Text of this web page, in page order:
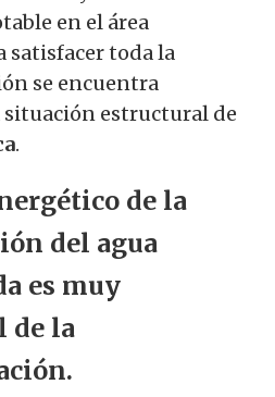
en el área
toda la
se encuentra
estructural de
.
de la
del agua
es muy
de la